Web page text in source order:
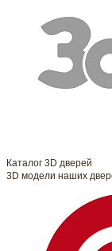
Каталог 3D дверей
3D модели наших